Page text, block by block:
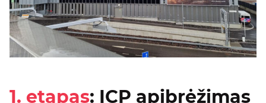
1. etapas: ICP apibrėžimas